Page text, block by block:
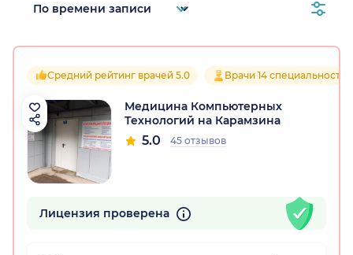
Средний рейтинг врачей 5.0 Врачи 14 специальностей
Медицина Компьютерных
Технологий на Карамзина
5.0 45 отзывов
Лицензия проверена